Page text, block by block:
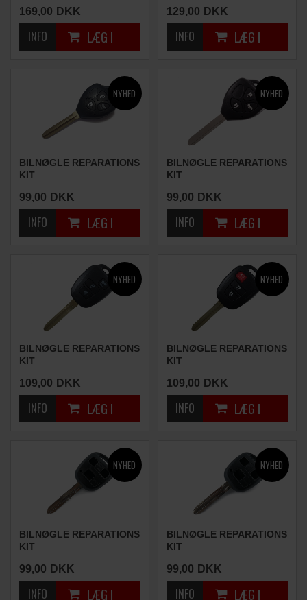
169,00 DKK 129,00 DKK
BILNØGLE REPARATIONS
KIT
99,00 DKK
BILNØGLE REPARATIONS
KIT
99,00 DKK
BILNØGLE REPARATIONS
KIT
109,00 DKK
BILNØGLE REPARATIONS
KIT
109,00 DKK
BILNØGLE REPARATIONS
KIT
99,00 DKK
BILNØGLE REPARATIONS
KIT
99,00 DKK